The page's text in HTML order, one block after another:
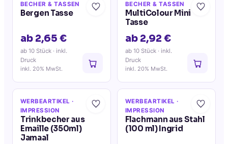
BECHER & TASSEN
Bergen Tasse
ab 2,65 €
ab 10 Stück · inkl.
Druck
inkl. 20% MwSt.
BECHER & TASSEN
MultiColour Mini
Tasse
ab 2,92 €
ab 10 Stück · inkl.
Druck
inkl. 20% MwSt.
WERBEARTIKEL ·
IMPRESSION
Trinkbecher aus
Emaille (350ml)
Jamaal
WERBEARTIKEL ·
IMPRESSION
Flachmann aus Stahl
(100 ml) Ingrid